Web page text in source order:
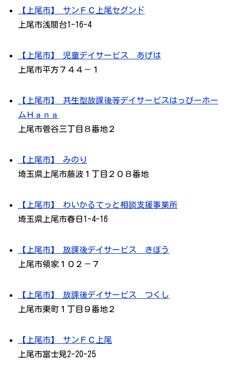
【上尾市】 サンＦＣ上尾セグンド
上尾市浅間台1-16-4
【上尾市】 児童デイサービス あげは
上尾市平方７４４－１
【上尾市】 共生型放課後等デイサービスはっぴーホー
ムＨａｎａ
上尾市菅谷三丁目８番地２
【上尾市】 みのり
埼玉県上尾市藤波１丁目２０８番地
【上尾市】 わいかるてっと相談支援事業所
埼玉県上尾市春日1-4-16
【上尾市】 放課後デイサービス きぼう
上尾市領家１０２－７
【上尾市】 放課後デイサービス つくし
上尾市東町１丁目９番地２
【上尾市】 サンＦＣ上尾
上尾市富士見2-20-25